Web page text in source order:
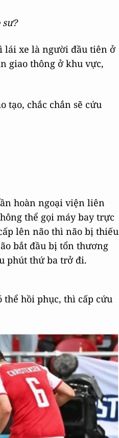
lái xe là người đầu tiên ở
giao thông ở khu vực,
tạo, chắc chắn sẽ cứu
hoàn ngoại viện liên
thể gọi máy bay trực
lên não thì não bị thiếu
bắt đầu bị tổn thương
phút thứ ba trở đi.
thể hồi phục, thì cấp cứu